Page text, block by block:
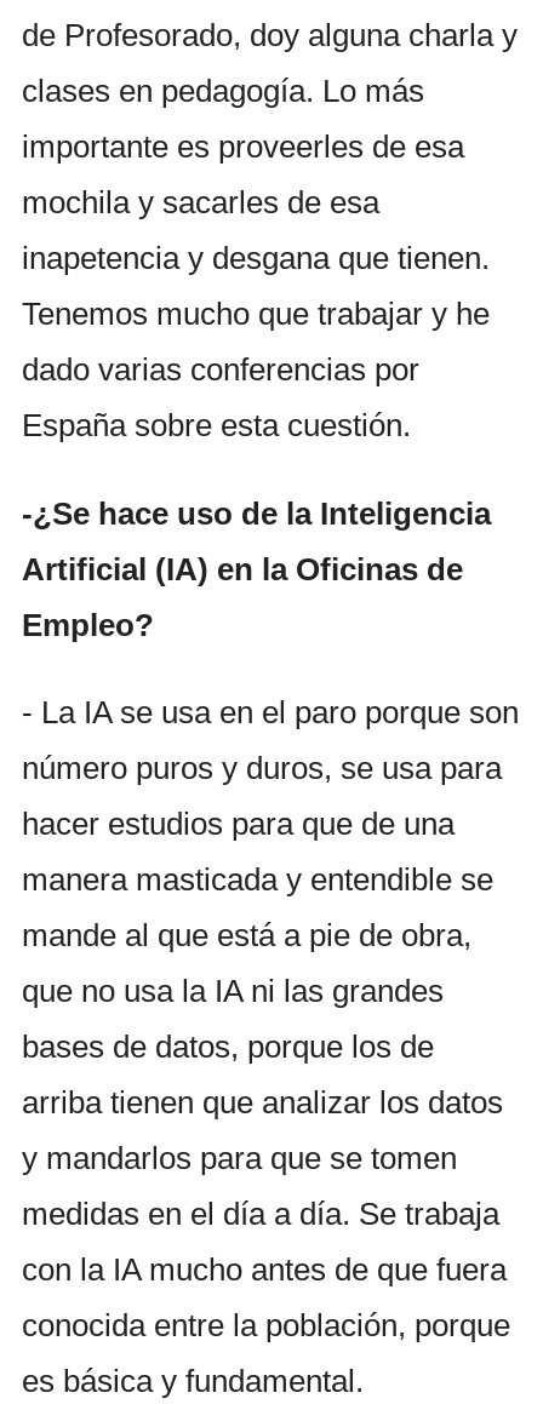
de Profesorado, doy alguna charla y
clases en pedagogía. Lo más
importante es proveerles de esa
mochila y sacarles de esa
inapetencia y desgana que tienen.
Tenemos mucho que trabajar y he
dado varias conferencias por
España sobre esta cuestión.
-¿Se hace uso de la Inteligencia
Artificial (IA) en la Oficinas de
Empleo?
- La IA se usa en el paro porque son
número puros y duros, se usa para
hacer estudios para que de una
manera masticada y entendible se
mande al que está a pie de obra,
que no usa la IA ni las grandes
bases de datos, porque los de
arriba tienen que analizar los datos
y mandarlos para que se tomen
medidas en el día a día. Se trabaja
con la IA mucho antes de que fuera
conocida entre la población, porque
es básica y fundamental.